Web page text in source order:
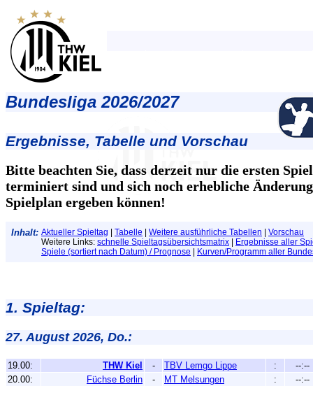
Bundesliga 2026/2027
Ergebnisse, Tabelle und Vorschau
Bitte beachten Sie, dass derzeit nur die ersten
terminiert sind und sich noch erhebliche
Spielplan ergeben können!
Inhalt: Aktueller Spieltag Tabelle Weitere ausführliche Tabellen
Vorschau
Weitere Links: schnelle Spieltagsübersichtsmatrix
Ergebnisse aller
Spiele (sortiert nach Datum) / Prognose
Kurven/Programm aller
1. Spieltag:
27. August 2026, Do.:
19.00: THW Kiel - TBV Lemgo Lippe :
--:--
20.00:
Füchse Berlin - MT Melsungen : --:--